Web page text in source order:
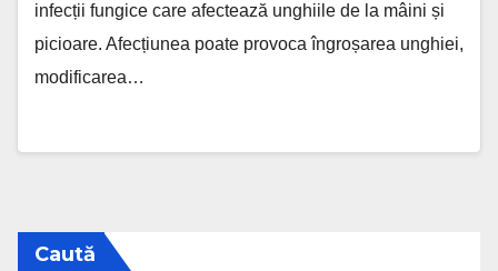
infecții fungice care afectează unghiile de la mâini și
picioare. Afecțiunea poate provoca îngroșarea unghiei,
modificarea…
Caută